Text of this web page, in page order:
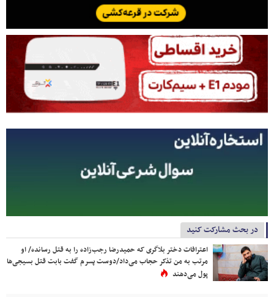
در بحث مشارکت کنید
اعترافات دختر بلاگری که حمیدرضا رجب‌زاده را به قتل رسانده/ او
مرتب به من تذکر حجاب می‌داد/دوست پسرم گفت بابت قتل بسیجی‌ها
پول می‌دهند